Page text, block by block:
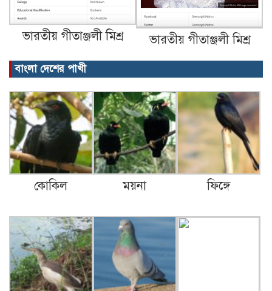
ভারতীয় গীতাঞ্জলী মিশ্র ভারতীয় গীতাঞ্জলী মিশ্র
বাংলা দেশের পাখী
কোকিল ময়না ফিঙ্গে